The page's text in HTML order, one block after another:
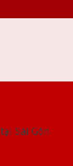
Sài Gòn